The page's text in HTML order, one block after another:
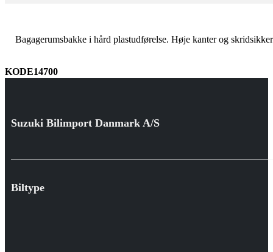
Bagagerumsbakke i hård plastudførelse. Høje kanter og
KODE14700
Suzuki Bilimport Danmark A/S
Biltype